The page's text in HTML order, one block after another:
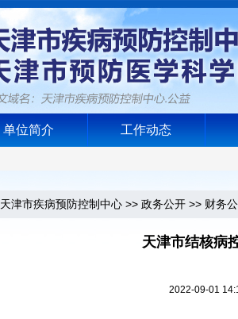
单位简介 工作动态
天津市疾病预防控制中心 >> 政务公开 >> 财务
天津市结核病
2022-09-01